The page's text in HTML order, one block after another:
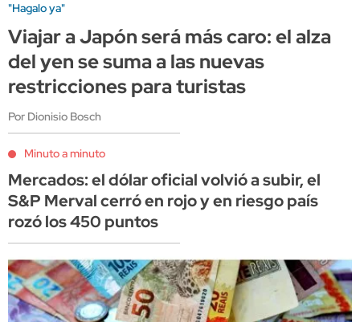
"Hagalo ya"
Viajar a Japón será más caro: el alza
del yen se suma a las nuevas
restricciones para turistas
Por Dionisio Bosch
Minuto a minuto
Mercados: el dólar oficial volvió a subir, el
S&P Merval cerró en rojo y en riesgo país
rozó los 450 puntos